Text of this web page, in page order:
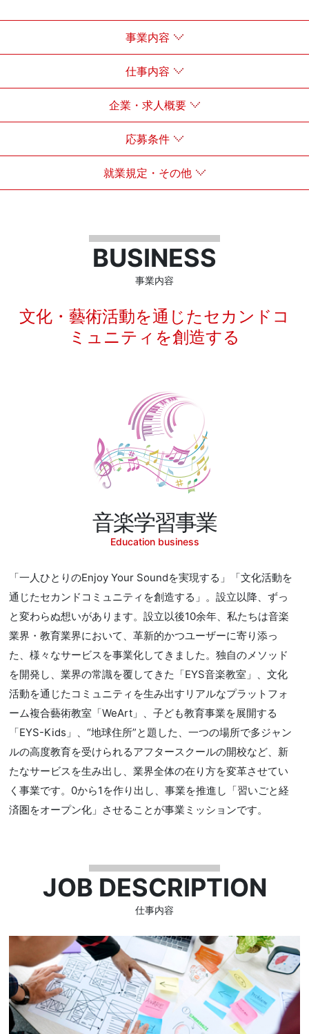
事業内容
仕事内容
企業・求人概要
応募条件
就業規定・その他
BUSINESS
事業内容
文化・藝術活動を通じたセカンドコ
ミュニティを創造する
音楽学習事業
Education business
「一人ひとりのEnjoy Your Soundを実現する」「文化活動を
通じたセカンドコミュニティを創造する」。設立以降、ずっ
と変わらぬ想いがあります。設立以後10余年、私たちは音楽
業界・教育業界において、革新的かつユーザーに寄り添っ
た、様々なサービスを事業化してきました。独自のメソッド
を開発し、業界の常識を覆してきた「EYS音楽教室」、文化
活動を通じたコミュニティを生み出すリアルなプラットフォ
ーム複合藝術教室「WeArt」、子ども教育事業を展開する
「EYS-Kids」、“地球住所”と題した、一つの場所で多ジャン
ルの高度教育を受けられるアフタースクールの開校など、新
たなサービスを生み出し、業界全体の在り方を変革させてい
く事業です。0から1を作り出し、事業を推進し「習いごと経
済圏をオープン化」させることが事業ミッションです。
JOB DESCRIPTION
仕事内容